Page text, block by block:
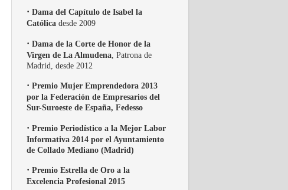
· Dama del Capítulo de Isabel la
Católica desde 2009
· Dama de la Corte de Honor de la
Virgen de La Almudena , Patrona de
Madrid, desde 2012
· Premio Mujer Emprendedora 2013
por la Federación de Empresarios del
Sur-Suroeste de España, Fedesso
· Premio Periodístico a la Mejor Labor
Informativa 2014 por el Ayuntamiento
de Collado Mediano (Madrid)
· Premio Estrella de Oro a la
Excelencia Profesional 2015